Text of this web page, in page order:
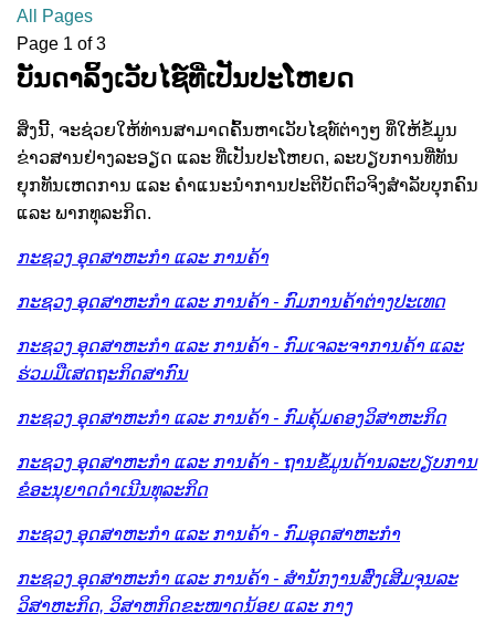
All Pages
Page 1 of 3
ບັນດາລິ້ງເວັບໄຊ໌ທີ່ເປັນປະໂຫຍດ
ສິ່ງນີ້, ຈະຊ່ວຍໃຫ້ທ່ານສາມາດຄົ້ນຫາເວັບໄຊທ໌ຕ່າງໆ ທິ່ໃຫ້ຂໍ້ມູນ
ຂ່າວສານຢ່າງລະອຽດ ແລະ ທີ່ເປັນປະໂຫຍດ, ລະບຽບການທີ່ທັນ
ຍຸກທັນເຫດການ ແລະ ຄໍາແນະນໍາການປະຕິບັດຕົວຈິງສໍາລັບບຸກຄົນ
ແລະ ພາກທຸລະກິດ.
ກະຊວງ ອຸດສາຫະກຳ ແລະ ການຄ້າ
ກະຊວງ ອຸດສາຫະກຳ ແລະ ການຄ້າ - ກົມການຄ້າຕ່າງປະເທດ
ກະຊວງ ອຸດສາຫະກຳ ແລະ ການຄ້າ - ກົມເຈລະຈາການຄ້າ ແລະ
ຮ່ວມມືເສດຖະກິດສາກົນ
ກະຊວງ ອຸດສາຫະກຳ ແລະ ການຄ້າ - ກົມຄຸ້ມຄອງວິສາຫະກິດ
ກະຊວງ ອຸດສາຫະກຳ ແລະ ການຄ້າ - ຖານຂໍ້ມູນດ້ານລະບຽບການ
ຂໍອະນຸຍາດດໍາເນີນທຸລະກິດ
ກະຊວງ ອຸດສາຫະກຳ ແລະ ການຄ້າ - ກົມອຸດສາຫະກໍາ
ກະຊວງ ອຸດສາຫະກຳ ແລະ ການຄ້າ - ສໍານັກງານສົ່ງເສີມຈຸນລະ
ວິສາຫະກິດ, ວິສາຫກິດຂະໜາດນ້ອຍ ແລະ ກາງ